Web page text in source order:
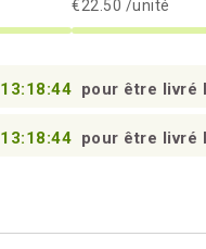
€22.50 /unité
13:18:43 pour être livré
13:18:43 pour être livré